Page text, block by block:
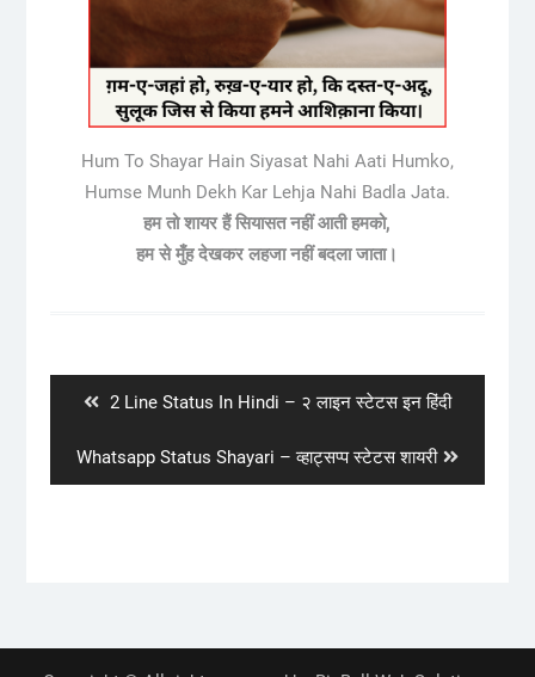
Hum To Shayar Hain Siyasat Nahi Aati Humko,
Humse Munh Dekh Kar Lehja Nahi Badla Jata.
हम तो शायर हैं सियासत नहीं आती हमको,
हम से मुँह देखकर लहजा नहीं बदला जाता।
Previous
2 Line Status In Hindi – २ लाइन स्टेटस इन हिंदी
Next
post:
Whatsapp Status Shayari – व्हाट्सप्प स्टेटस शायरी